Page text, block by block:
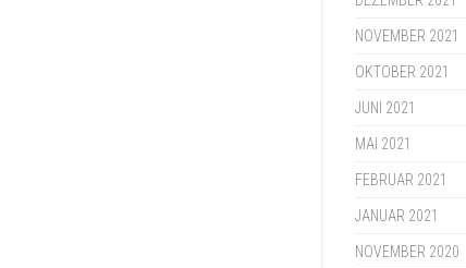
NOVEMBER 2021
OKTOBER 2021
JUNI 2021
MAI 2021
FEBRUAR 2021
JANUAR 2021
NOVEMBER 2020